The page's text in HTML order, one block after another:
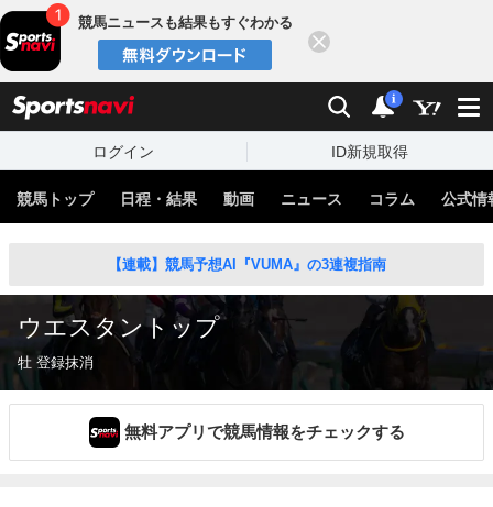
競馬ニュースも結果もすぐわかる
検索 通知
i
ログイン ID新規取得
競馬トップ 日程・結果 動画 ニュース コラム 公式情
【連載】競馬予想AI『VUMA』の3連複指南
ウエスタントップ
牡 登録抹消
無料アプリで競馬情報をチェックする